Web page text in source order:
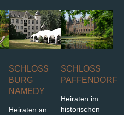
SCHLOSS
BURG
NAMEDY
Heiraten an
SCHLOSS
PAFFENDORF
Heiraten im
historischen